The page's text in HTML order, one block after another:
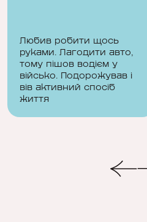
41 рік
Ти розфарбуєш наш
мольберт життя, а я
подаватиму фарби
Любив робити щось
руками. Лагодити авто,
тому пішов водієм у
військо. Подорожував і
вів активний спосіб
життя